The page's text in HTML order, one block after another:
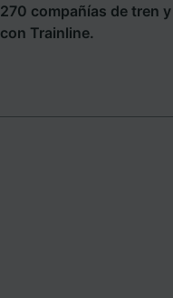
270 compañías de tren
con Trainline.